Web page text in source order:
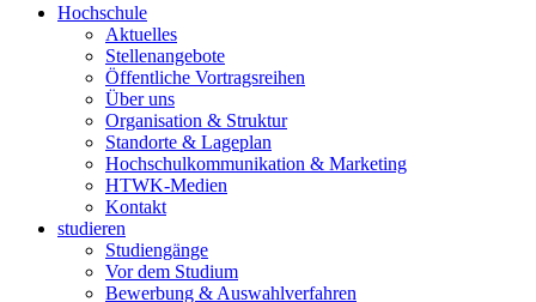
Hochschule
Aktuelles
Stellenangebote
Öffentliche Vortragsreihen
Über uns
Organisation & Struktur
Standorte & Lageplan
Hochschulkommunikation & Marketing
HTWK-Medien
Kontakt
studieren
Studiengänge
Vor dem Studium
Bewerbung & Auswahlverfahren